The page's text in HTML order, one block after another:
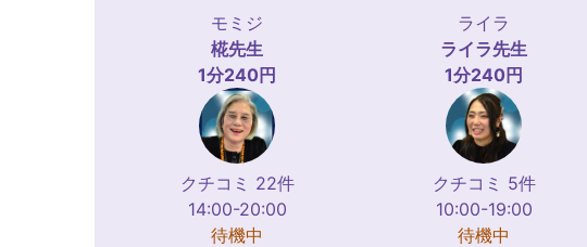
モミジ
椛先生
1分240円
クチコミ 22件
14:00-20:00
待機中
ライラ
ライラ先生
1分240円
クチコミ 5件
10:00-19:00
待機中